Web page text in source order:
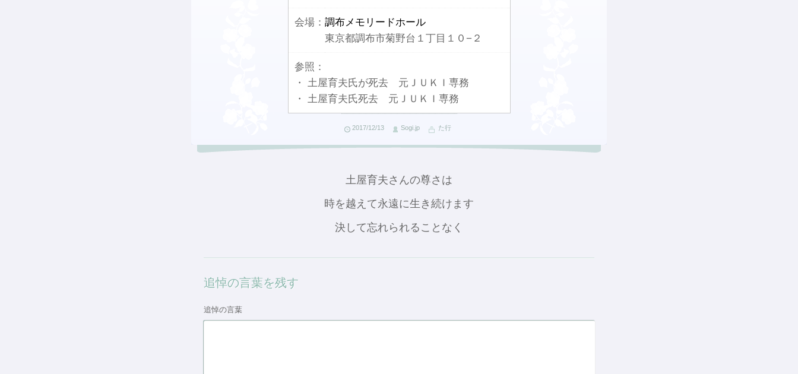
会場： 調布メモリードホール
東京都調布市菊野台１丁目１０−２
参照：
・ 土屋育夫氏が死去 元ＪＵＫＩ専務
・ 土屋育夫氏死去 元ＪＵＫＩ専務
2017/12/13 Sogi.jp た行
土屋育夫さんの尊さは
時を越えて永遠に生き続けます
決して忘れられることなく
追悼の言葉を残す
追悼の言葉